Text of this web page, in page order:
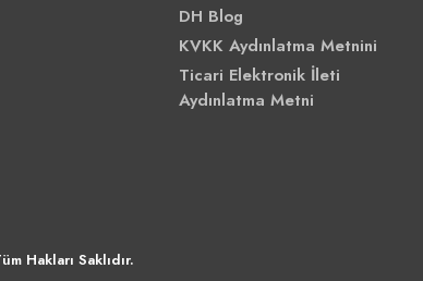
DH Blog
KVKK Aydınlatma Metnini
Ticari Elektronik İleti
Aydınlatma Metni
Hakları Saklıdır.